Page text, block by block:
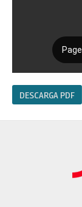
DESCARGA PDF